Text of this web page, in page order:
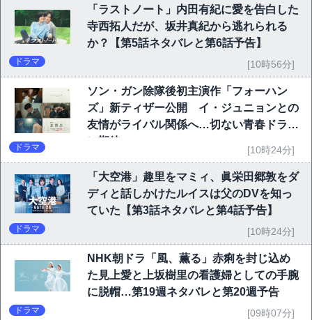
「ラストノート」内田有紀に愛を告白した
寺西拓人だが、坂井真紀から逃れられる
か？【第5話ネタバレと第6話予告】
ドラマ [10時56分]
ソン・ガン除隊後初主演作「フォーハン
ズ」新ティザー公開 イ・ジュニョンとの
友情がライバル関係へ…切ない青春ドラマ
に期待
ドラマ [10時24分]
「大空港」趣里をマミィ、眞栄田郷敦をダ
ディと話しかけたルイスは父のDVを知っ
ていた【第3話ネタバレと第4話予告】
ドラマ [10時24分]
NHK朝ドラ「風、薫る」赤痢を封じ込め
た見上愛と上坂樹里の看護婦としての手腕
に脱帽…第19週ネタバレと第20週予告
ドラマ [09時07分]